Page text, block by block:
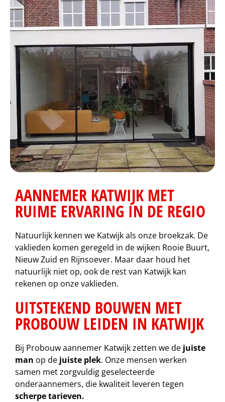
AANNEMER KATWIJK MET
RUIME ERVARING IN DE REGIO
Natuurlijk kennen we Katwijk als onze broekzak. De
vaklieden komen geregeld in de wijken Rooie Buurt,
Nieuw Zuid en Rijnsoever. Maar daar houd het
natuurlijk niet op, ook de rest van Katwijk kan
rekenen op onze vaklieden.
UITSTEKEND BOUWEN MET
PROBOUW LEIDEN IN KATWIJK
Bij Probouw aannemer Katwijk zetten we de juiste
man op de juiste plek. Onze mensen werken
samen met zorgvuldig geselecteerde
onderaannemers, die kwaliteit leveren tegen
scherpe tarieven.